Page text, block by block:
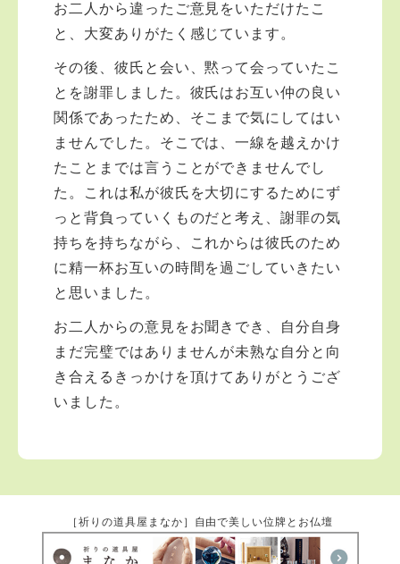
お二人から違ったご意見をいただけたこ
と、大変ありがたく感じています。
その後、彼氏と会い、黙って会っていたこ
とを謝罪しました。彼氏はお互い仲の良い
関係であったため、そこまで気にしてはい
ませんでした。そこでは、一線を越えかけ
たことまでは言うことができませんでし
た。これは私が彼氏を大切にするためにず
っと背負っていくものだと考え、謝罪の気
持ちを持ちながら、これからは彼氏のため
に精一杯お互いの時間を過ごしていきたい
と思いました。
お二人からの意見をお聞きでき、自分自身
まだ完璧ではありませんが未熟な自分と向
き合えるきっかけを頂けてありがとうござ
いました。
［祈りの道具屋まなか］自由で美しい位牌とお仏壇